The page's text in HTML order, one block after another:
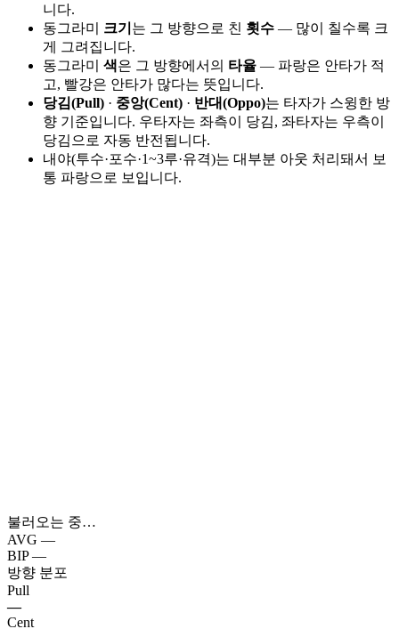
니다.
동그라미 크기 는 그 방향으로 친 횟수 — 많이 칠수록 크
게 그려집니다.
동그라미 색은 그 방향에서의 타율 — 파랑은 안타가 적
고, 빨강은 안타가 많다는 뜻입니다.
당김(Pull) · 중앙(Cent) · 반대(Oppo)는 타자가 스윙한 방
향 기준입니다. 우타자는 좌측이 당김, 좌타자는 우측이
당김으로 자동 반전됩니다.
내야(투수·포수·1~3루·유격)는 대부분 아웃 처리돼서 보
통 파랑으로 보입니다.
불러오는 중…
AVG —
BIP —
방향 분포
Pull
—
Cent